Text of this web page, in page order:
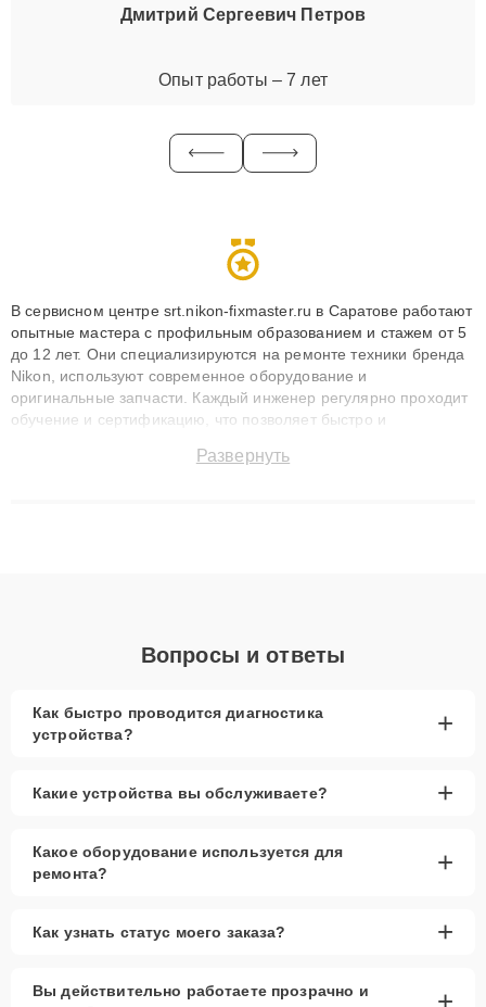
Дмитрий Сергеевич Петров
Опыт работы – 7 лет
В сервисном центре srt.nikon-fixmaster.ru в Саратове работают
опытные мастера с профильным образованием и стажем от 5
до 12 лет. Они специализируются на ремонте техники бренда
Nikon, используют современное оборудование и
оригинальные запчасти. Каждый инженер регулярно проходит
обучение и сертификацию, что позволяет быстро и
сохранением гарантии до 3 лет. Наши мастера решают
Развернуть
Вопросы и ответы
Как быстро проводится диагностика
устройства?
+
Какие устройства вы обслуживаете? +
Какое оборудование используется для
ремонта?
+
Как узнать статус моего заказа? +
Вы действительно работаете прозрачно и